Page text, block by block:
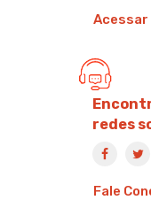
Acessar
redes
Fale